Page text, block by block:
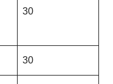
30
30